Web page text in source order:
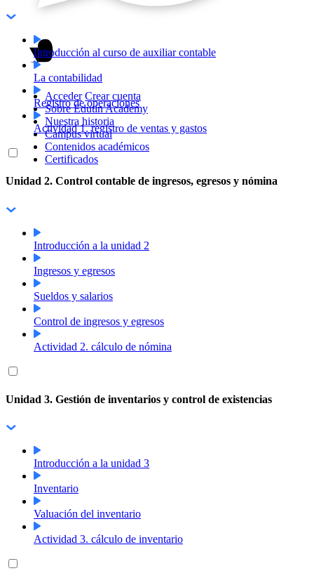
Acceder Crear cuenta
Sobre Edutin Academy
Nuestra historia
Campus virtual
Contenidos académicos
Certificados
Introducción al curso de auxiliar contable
La contabilidad
Registro de operaciones
Actividad 1. registro de ventas y gastos
Unidad 2. Control contable de ingresos, egresos y nómina
Introducción a la unidad 2
Ingresos y egresos
Sueldos y salarios
Control de ingresos y egresos
Actividad 2. cálculo de nómina
Unidad 3. Gestión de inventarios y control de existencias
Introducción a la unidad 3
Inventario
Valuación del inventario
Actividad 3. cálculo de inventario